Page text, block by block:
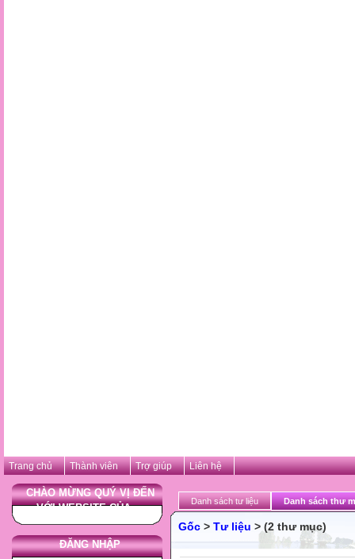
Trang chủ Thành viên Trợ giúp Liên hệ
CHÀO MỪNG QUÝ VỊ ĐẾN
VỚI WEBSITE CỦA ...
ĐĂNG NHẬP
Danh sách tư liệu Danh sách thư
Gốc > Tư liệu > (2 thư mục)